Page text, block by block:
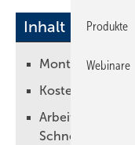
Inhalt
Kostenfaktor:
Arbeitszeit
Produkte
Webinare